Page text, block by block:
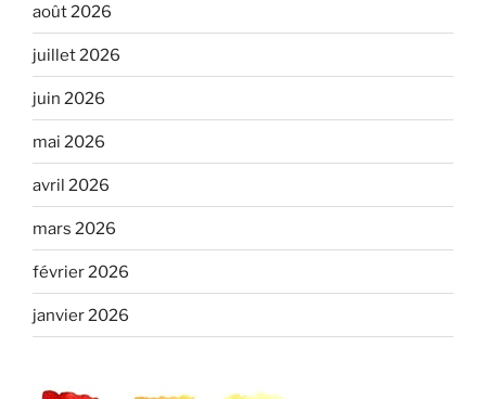
août 2026
juillet 2026
juin 2026
mai 2026
avril 2026
mars 2026
février 2026
janvier 2026